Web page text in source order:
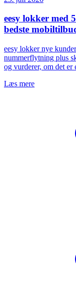
eesy lokker med
bedste
eesy lokker nye
nummerflytning plus
og vurderer, om det er
Læs mere